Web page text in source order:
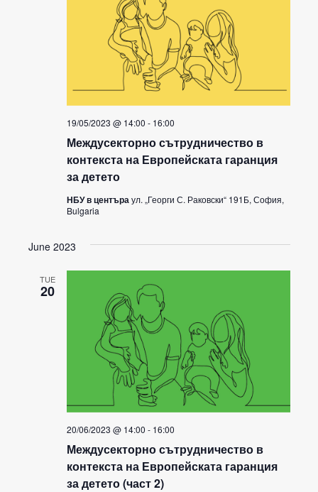
Междусекторно сътрудничество в
контекста на Европейската гаранция
за детето
19/05/2023 @ 14:00 - 16:00
НБУ в центъраул. „Георги С. Раковски“ 191Б, София,
Bulgaria
June 2023
TUE
20
Междусекторно сътрудничество в
контекста на Европейската гаранция
за детето (част 2)
20/06/2023 @ 14:00 - 16:00